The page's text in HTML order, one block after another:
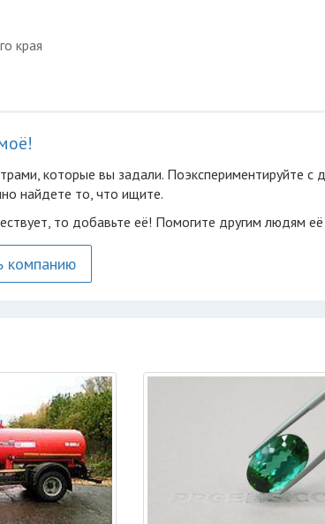
края
которые вы задали. Поэкспериментируйте с
найдете то, что ищите.
то добавьте её! Помогите другим людям
компанию